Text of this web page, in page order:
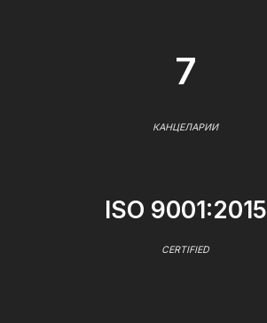
7
КАНЦЕЛАРИИ
ISO 9001:2015
CERTIFIED